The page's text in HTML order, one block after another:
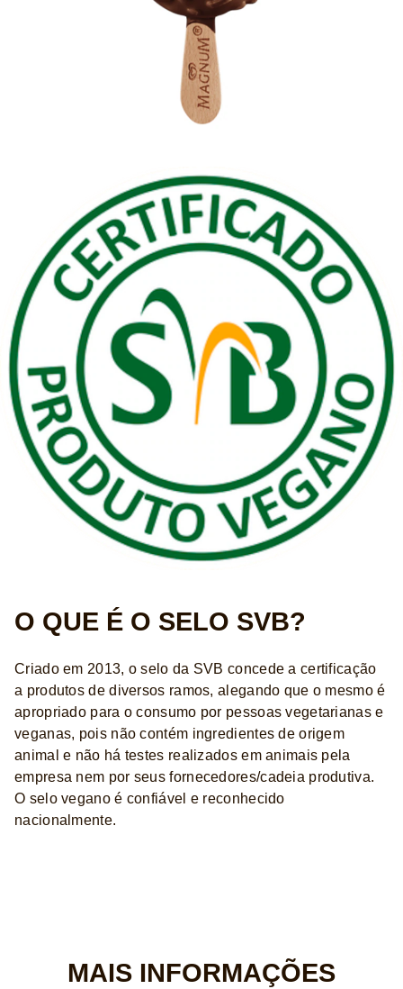
O QUE É O SELO SVB?
Criado em 2013, o selo da SVB concede a certificação
a produtos de diversos ramos, alegando que o mesmo é
apropriado para o consumo por pessoas vegetarianas e
veganas, pois não contém ingredientes de origem
animal e não há testes realizados em animais pela
empresa nem por seus fornecedores/cadeia produtiva.
O selo vegano é confiável e reconhecido
nacionalmente.
MAIS INFORMAÇÕES